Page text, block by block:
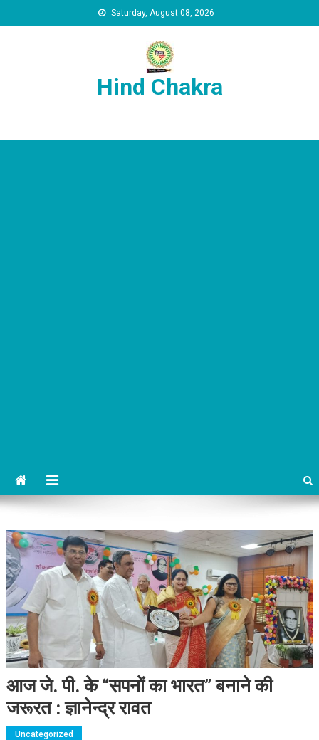
Saturday, August 08, 2026
Hind Chakra
आज जे. पी. के “सपनों का भारत” बनाने की
जरूरत : ज्ञानेन्द्र रावत
Uncategorized